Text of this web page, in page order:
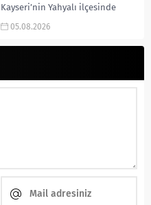
Kayseri’nin Yahyalı ilçesinde
meydana gelen trafik kazasında
yatağına devrilmesi sonucu
05.08.2026